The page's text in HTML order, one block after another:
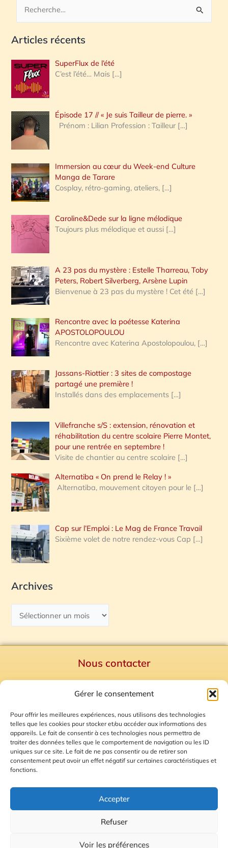
Gérer le consentement
Pour offrir les meilleures expériences, nous utilisons des technologies
telles que les cookies pour stocker et/ou accéder aux informations des
appareils. Le fait de consentir à ces technologies nous permettra de
traiter des données telles que le comportement de navigation ou les ID
uniques sur ce site. Le fait de ne pas consentir ou de retirer son
consentement peut avoir un effet négatif sur certaines caractéristiques et
fonctions.
Accepter
Refuser
Voir les préférences
c
e
r
c
h
e
:
Articles récents
SuperFlux de l’été
C’est l’été… Mais […]
Épisode 17 // « Je suis Tailleur de pierre. »
Prénom : Lilian Profession : Tailleur […]
Immersion au cœur du Week-end Culture
Manga de Tarare
Cosplay, rétro-gaming, ateliers, […]
Caroline&Dede sur la ligne mélodique
Toujours plus mélodique et aussi […]
A 23 pas du mystère : Estelle Tharreau, Toby
Peters, Robert Silverberg, Arsène Lupin
Bienvenue à 23 pas du mystère ! Cet été […]
Rencontre avec la poétesse Katerina
APOSTOLOPOULOU
Rencontre avec Katerina Apostolopoulou, […]
Jassans-Riottier : 3 sites de compostage
partagé une première !
Installés dans des emplacements […]
Villefranche s/S : extension, rénovation et
réhabilitation du centre scolaire Pierre Montet,
pour une rentrée en septembre !
Visite de chantier au centre scolaire […]
Alternatiba « On prend le Relay ! »
Alternatiba, mouvement citoyen pour le […]
Cap sur l’Emploi : Le Mag de France Travail
Sixième volet de notre rendez-vous Cap […]
Archives
Nous contacter
Mentions Légales
Plan du site
Gestion des Cookies
© 2026 Radio Calade